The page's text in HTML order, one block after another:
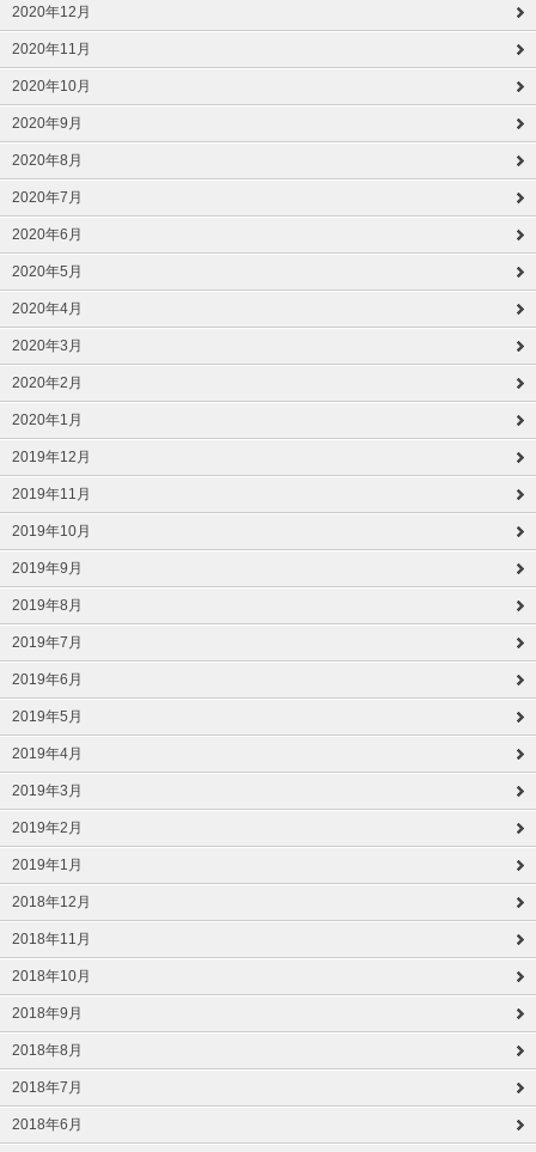
2020年12月
2020年11月
2020年10月
2020年9月
2020年8月
2020年7月
2020年6月
2020年5月
2020年4月
2020年3月
2020年2月
2020年1月
2019年12月
2019年11月
2019年10月
2019年9月
2019年8月
2019年7月
2019年6月
2019年5月
2019年4月
2019年3月
2019年2月
2019年1月
2018年12月
2018年11月
2018年10月
2018年9月
2018年8月
2018年7月
2018年6月